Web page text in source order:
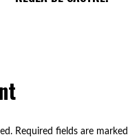
Required fields are marked